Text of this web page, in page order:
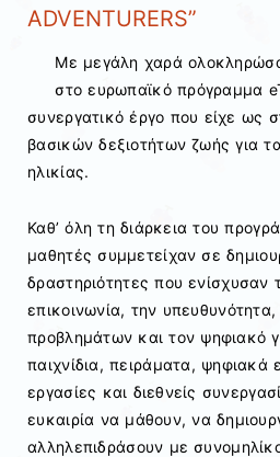
ADVENTURERS”
Με μεγάλη χαρά
στο ευρωπαϊκό πρόγραμμα
συνεργατικό έργο που είχε ως
βασικών δεξιοτήτων ζωής για
ηλικίας.
Καθ’ όλη τη διάρκεια του
μαθητές συμμετείχαν σε
δραστηριότητες που ενίσχυσαν
επικοινωνία, την
προβλημάτων και τον ψηφιακό
παιχνίδια, πειράματα, ψηφιακά
εργασίες και διεθνείς
ευκαιρία να μάθουν, να
αλληλεπιδράσουν με